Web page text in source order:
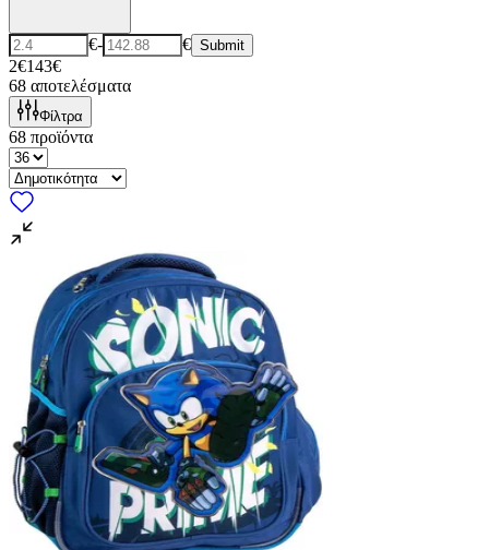
€- € Submit
2€143€
68 αποτελέσματα
Φίλτρα
68 προϊόντα